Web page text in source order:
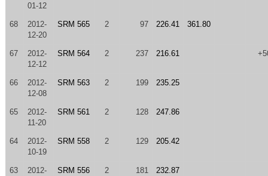
01-12
68
2012-
12-20
SRM 565 2 97 226.41 361.80
67
2012-
12-12
SRM 564 2 237 216.61
66
2012-
12-08
SRM 563 2 199 235.25
65
2012-
11-20
SRM 561 2 128 247.86
64
2012-
10-19
SRM 558 2 129 205.42
63
2012-
SRM 556 2 181 232.87